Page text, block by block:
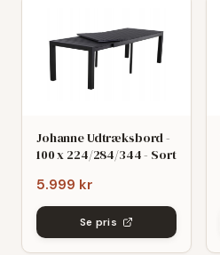
Johanne Udtræksbord -
100 x 224/284/344 - Sort
5.999 kr
Se pris